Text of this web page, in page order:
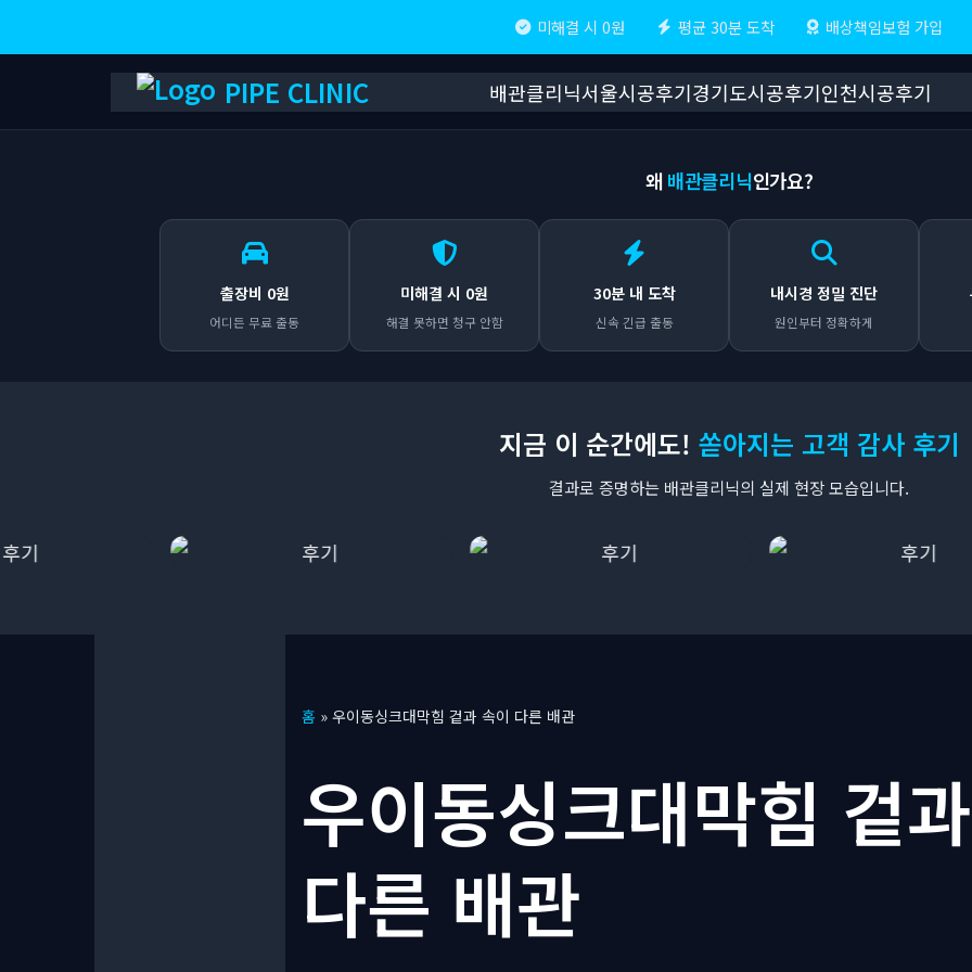
미해결 시 0원 평균 30분 도착 배상책임보험 가입
PIPE CLINIC 배관클리닉서울시공후기경기도시공후기인천시공후기
왜 배관클리닉인가요?
출장비 0원
어디든 무료 출동
미해결 시 0원
해결 못하면 청구 안함
30분 내 도착
신속 긴급 출동
내시경 정밀 진단
원인부터 정확하게
지금 이 순간에도! 쏟아지는 고객 감사 후기
결과로 증명하는 배관클리닉의 실제 현장 모습입니다.
홈 » 우이동싱크대막힘 겉과 속이 다른 배관
우이동싱크대막힘 겉
다른 배관